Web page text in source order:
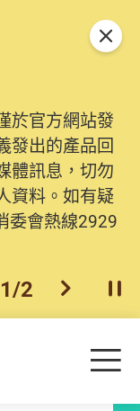
於官方網站發
發出的產品回
體訊息，切勿
資料。如有疑
委會熱線2929
個
1/2 下一個開
關閉
目